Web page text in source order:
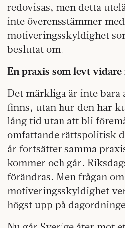
redovisas, men detta
inte överensstämmer
motiveringsskyldighet
beslutat om.
En praxis som levt
Det märkliga är inte bara
finns, utan hur den har
lång tid utan att bli
omfattande rättspolitisk
år fortsätter samma
kommer och går.
förändras. Men frågan
motiveringsskyldighet
högst upp på